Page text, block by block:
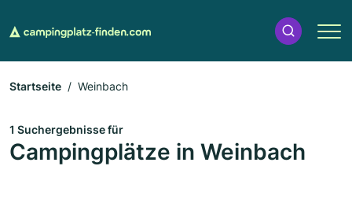
Startseite Weinbach
1 Suchergebnisse für
Campingplätze in Weinbach